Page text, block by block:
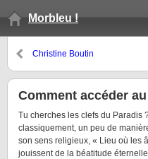
Morbleu !
Christine Boutin
Comment accéder
Tu cherches les clefs du Paradis
classiquement, un peu de
son sens religieux, « Lieu où les
jouissent de la béatitude